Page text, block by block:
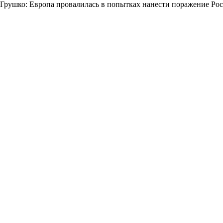
Грушко: Европа провалилась в попытках нанести поражение